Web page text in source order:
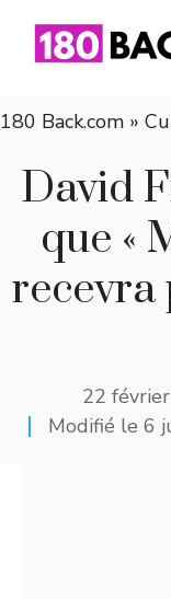
180 Back.com »
David
que «
recevra
22
Modifié le 6